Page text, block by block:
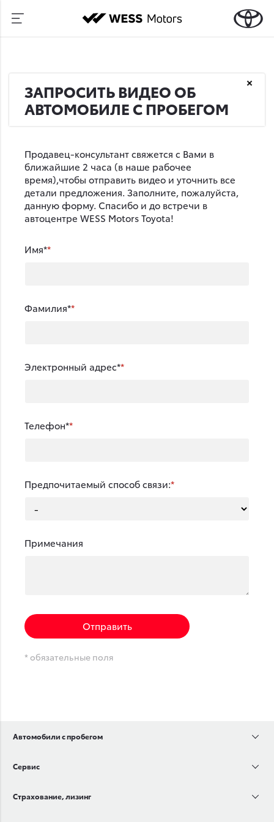
ЗАПРОСИТЬ ВИДЕО ОБ
АВТОМОБИЛЕ С ПРОБЕГОМ
Продавец-консультант свяжется с Вами в
ближайшие 2 часа (в наше рабочее
время),чтобы отправить видео и уточнить все
детали предложения. Заполните, пожалуйста,
данную форму. Спасибо и до встречи в
автоцентре WESS Motors Toyota!
Имя*
Фамилия*
Электронный адрес*
Телефон*
Предпочитаемый способ связи:
Примечания
Отправить
* обязательные поля
Автомобили с пробегом
Сервис
Страхование, лизинг